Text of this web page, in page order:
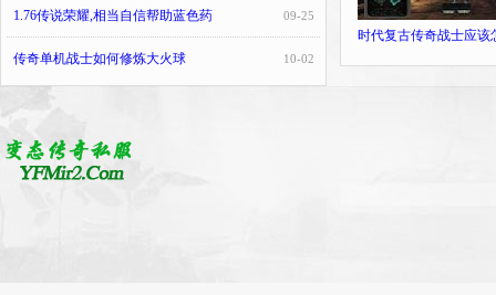
09-25
1.76传说荣耀,相当自信帮助蓝色药
10-02
传奇单机战士如何修炼大火球
时代复古传奇战士应该